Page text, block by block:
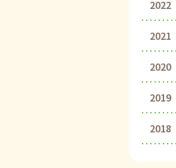
2022
2021
2020
2019
2018